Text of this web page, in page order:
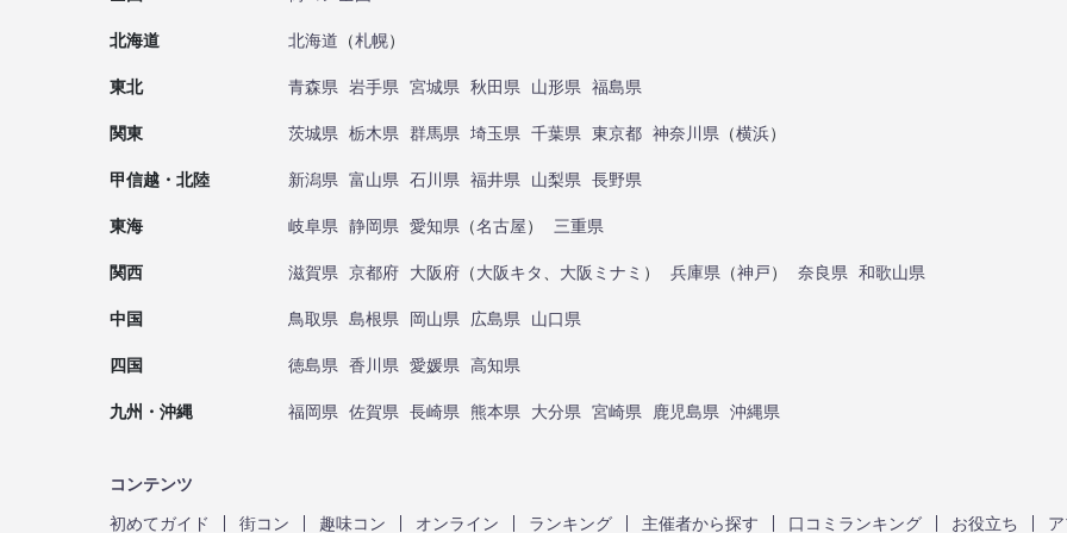
北海道 北海道 （札幌）
東北 青森県 岩手県 宮城県 秋田県 山形県 福島県
関東 茨城県 栃木県 群馬県 埼玉県 千葉県 東京都 神奈川県 （横浜）
甲信越・北陸 新潟県 富山県 石川県 福井県 山梨県 長野県
東海 岐阜県 静岡県 愛知県 （名古屋） 三重県
関西 滋賀県 京都府 大阪府 （大阪キタ 大阪ミナミ ） 兵庫県 （神戸） 奈良県 和歌山県
中国 鳥取県 島根県 岡山県 広島県 山口県
四国 徳島県 香川県 愛媛県 高知県
九州・沖縄 福岡県 佐賀県 長崎県 熊本県 大分県 宮崎県 鹿児島県 沖縄県
コンテンツ
初めてガイド
街コン 趣味コン オンライン ランキング 主催者から探す 口コミランキング お役立ち